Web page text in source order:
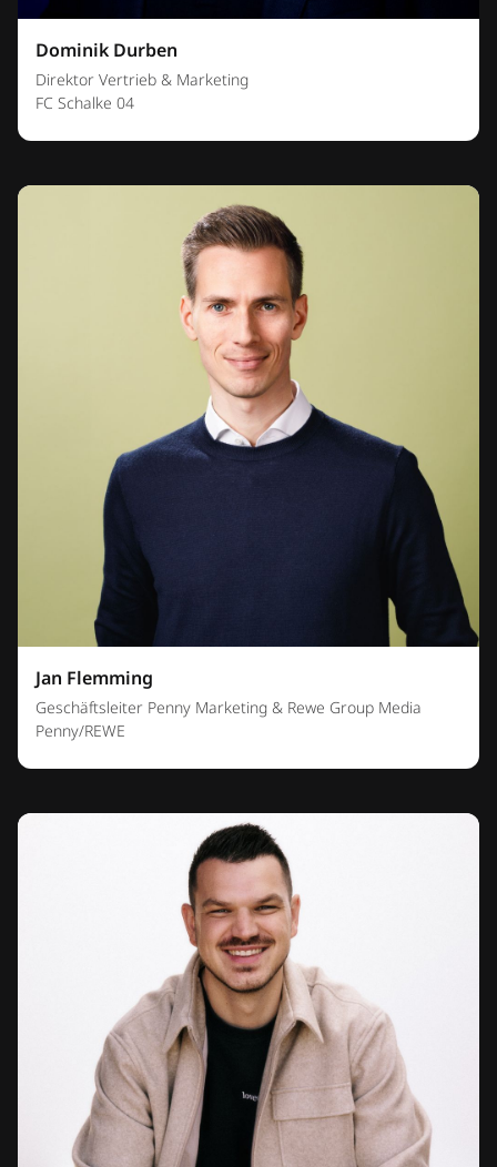
Dominik Durben
Direktor Vertrieb & Marketing
FC Schalke 04
Jan Flemming
Geschäftsleiter Penny Marketing & Rewe Group Media
Penny/REWE